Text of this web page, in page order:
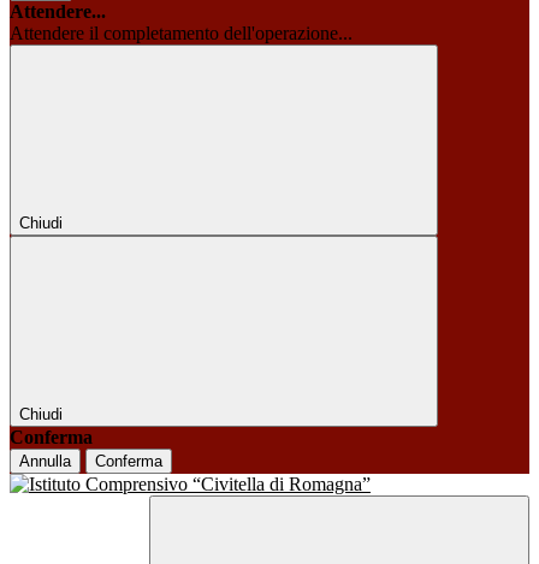
Attendere...
Attendere il completamento dell'operazione...
Chiudi
Chiudi
Conferma
Annulla Conferma